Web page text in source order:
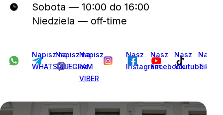
Sobota — 10:00 do 16:00
Niedziela — off-time
Napisz na
WHATSAPP
Napisz na
TELEGRAM
Napisz
na
VIBER
Nasz
Instagram
Nasz
Facebook
Nasz
Youtube
Nasz
Tiktok